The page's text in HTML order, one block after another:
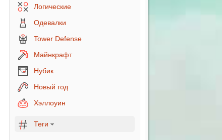
Логические
Одевалки
Tower Defense
Майнкрафт
Нубик
Новый год
Хэллоуин
Теги